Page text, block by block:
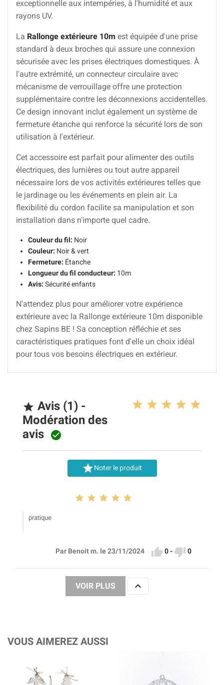
exceptionnelle aux intempéries, à l'humidité et aux
rayons UV.
La Rallonge extérieure 10m est équipée d'une prise
standard à deux broches qui assure une connexion
sécurisée avec les prises électriques domestiques. À
l'autre extrémité, un connecteur circulaire avec
mécanisme de verrouillage offre une protection
supplémentaire contre les déconnexions accidentelles.
Ce design innovant inclut également un système de
fermeture étanche qui renforce la sécurité lors de son
utilisation à l'extérieur.
Cet accessoire est parfait pour alimenter des outils
électriques, des lumières ou tout autre appareil
nécessaire lors de vos activités extérieures telles que
le jardinage ou les événements en plein air. La
flexibilité du cordon facilite sa manipulation et son
installation dans n'importe quel cadre.
Couleur du fil: Noir
Couleur: Noir & vert
Fermeture: Étanche
Longueur du fil conducteur: 10m
Avis: Sécurité enfants
N'attendez plus pour améliorer votre expérience
extérieure avec la Rallonge extérieure 10m disponible
chez Sapins BE ! Sa conception réfléchie et ses
caractéristiques pratiques font d'elle un choix idéal
pour tous vos besoins électriques en extérieur.
 Avis (1) -
Modération des
avis 
Noter le produit
    
pratique
Par Benoit m. le 23/11/2024  0-  0
VOIR PLUS 
VOUS AIMEREZ AUSSI